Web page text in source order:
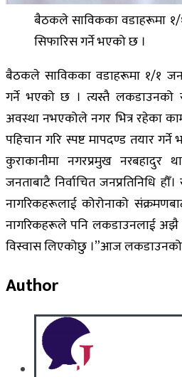
बैठकले साविकका वडाहरूमा
सिफारिस गर्ने भएको छ ।
बैठकले साविकका वडाहरूमा १/१
गर्ने भएको छ । त्यस्तै लकडाउनको
अवस्था नभएकोले नगर भित्र रहेका
पहिचान गरि स्पष्ट मापदण्ड तयार
कुराकानीमा नगरप्रमुख नरबहादुर
जनताबाटै निर्वाचित जनप्रतिनिधि
नागरिकहरूलाई कोरोनाको
नागरिकहरूले पनि लकडाउनलाई अझै
विस्वास लिएकोछु ।”आज लकडाउनको
Author